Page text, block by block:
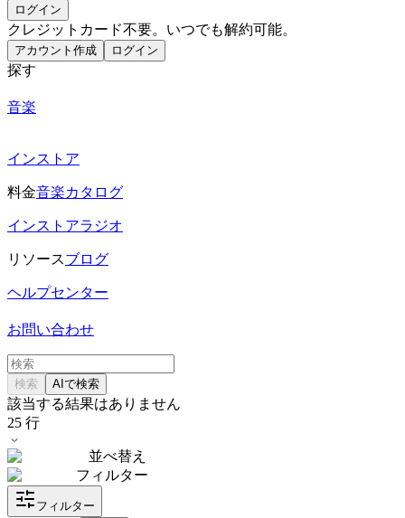
ログイン
クレジットカード不要。いつでも解約可能。
アカウント作成 ログイン
探す
音楽
インストア
料金音楽カタログ
インストアラジオ
リソースブログ
ヘルプセンター
お問い合わせ
検索 AIで検索
該当する結果はありません
25 行
並べ替え
フィルター
フィルター